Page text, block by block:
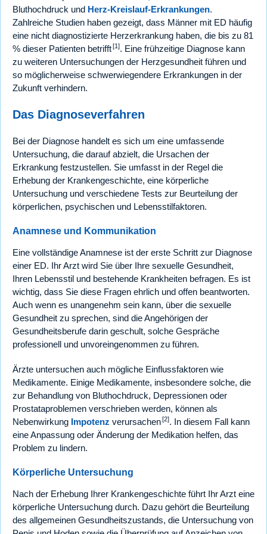
Bluthochdruck und Herz-Kreislauf-Erkrankungen.
Zahlreiche Studien haben gezeigt, dass Männer mit ED häufig
eine nicht diagnostizierte Herzerkrankung haben, die bis zu 81
% dieser Patienten betrifft[1]. Eine frühzeitige Diagnose kann
zu weiteren Untersuchungen der Herzgesundheit führen und
so möglicherweise schwerwiegendere Erkrankungen in der
Zukunft verhindern.
Das Diagnoseverfahren
Bei der Diagnose handelt es sich um eine umfassende
Untersuchung, die darauf abzielt, die Ursachen der
Erkrankung festzustellen. Sie umfasst in der Regel die
Erhebung der Krankengeschichte, eine körperliche
Untersuchung und verschiedene Tests zur Beurteilung der
körperlichen, psychischen und Lebensstilfaktoren.
Anamnese und Kommunikation
Eine vollständige Anamnese ist der erste Schritt zur Diagnose
einer ED. Ihr Arzt wird Sie über Ihre sexuelle Gesundheit,
Ihren Lebensstil und bestehende Krankheiten befragen. Es ist
wichtig, dass Sie diese Fragen ehrlich und offen beantworten.
Auch wenn es unangenehm sein kann, über die sexuelle
Gesundheit zu sprechen, sind die Angehörigen der
Gesundheitsberufe darin geschult, solche Gespräche
professionell und unvoreingenommen zu führen.
Ärzte untersuchen auch mögliche Einflussfaktoren wie
Medikamente. Einige Medikamente, insbesondere solche, die
zur Behandlung von Bluthochdruck, Depressionen oder
Prostataproblemen verschrieben werden, können als
Nebenwirkung Impotenz verursachen[2]. In diesem Fall kann
eine Anpassung oder Änderung der Medikation helfen, das
Problem zu lindern.
Körperliche Untersuchung
Nach der Erhebung Ihrer Krankengeschichte führt Ihr Arzt eine
körperliche Untersuchung durch. Dazu gehört die Beurteilung
des allgemeinen Gesundheitszustands, die Untersuchung von